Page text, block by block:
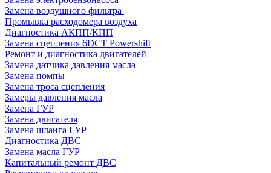
Замена воздушного фильтра
Промывка расходомера воздуха
Диагностика АКПП/КПП
Замена сцепления 6DCT Powershift
Ремонт и диагностика двигателей
Замена датчика давления масла
Замена помпы
Замена троса сцепления
Замеры давления масла
Замена ГУР
Замена двигателя
Замена шланга ГУР
Диагностика ДВС
Замена масла ГУР
Капитальный ремонт ДВС